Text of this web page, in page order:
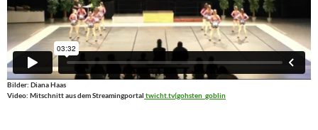
Bilder: Diana Haas
Video: Mitschnitt aus dem Streamingportal twicht.tv(gohsten_goblin